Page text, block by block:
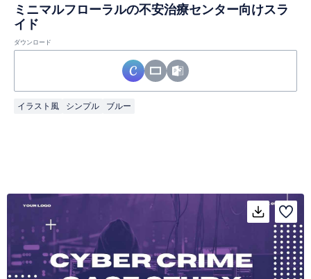
ミニマルフローラルの不安治療センター向けスラ
イド
ダウンロード
イラスト風 シンプル ブルー